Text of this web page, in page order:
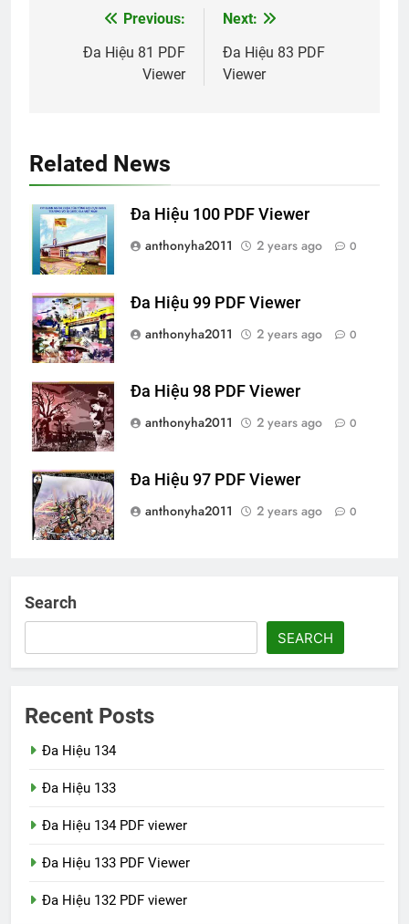
navigation
Previous:
Đa Hiệu 81 PDF
Viewer
Next:
Đa Hiệu 83 PDF
Viewer
Related News
Đa Hiệu 100 PDF Viewer
anthonyha2011
2 years ago 0
Đa Hiệu 99 PDF Viewer
anthonyha2011
2 years ago 0
Đa Hiệu 98 PDF Viewer
anthonyha2011
2 years ago 0
Đa Hiệu 97 PDF Viewer
anthonyha2011
2 years ago 0
Search
SEARCH
Recent Posts
Đa Hiệu 134
Đa Hiệu 133
Đa Hiệu 134 PDF viewer
Đa Hiệu 133 PDF Viewer
Đa Hiệu 132 PDF viewer